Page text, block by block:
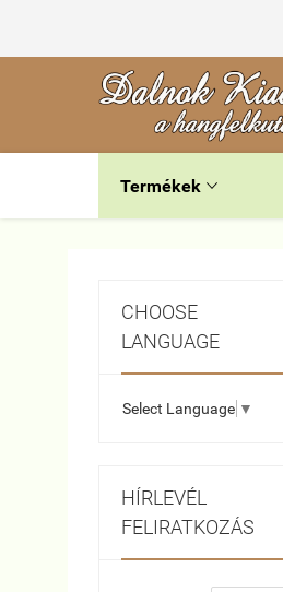
Termékek 
CHOOSE
LANGUAGE
Select Language ▼
HÍRLEVÉL
FELIRATKOZÁS